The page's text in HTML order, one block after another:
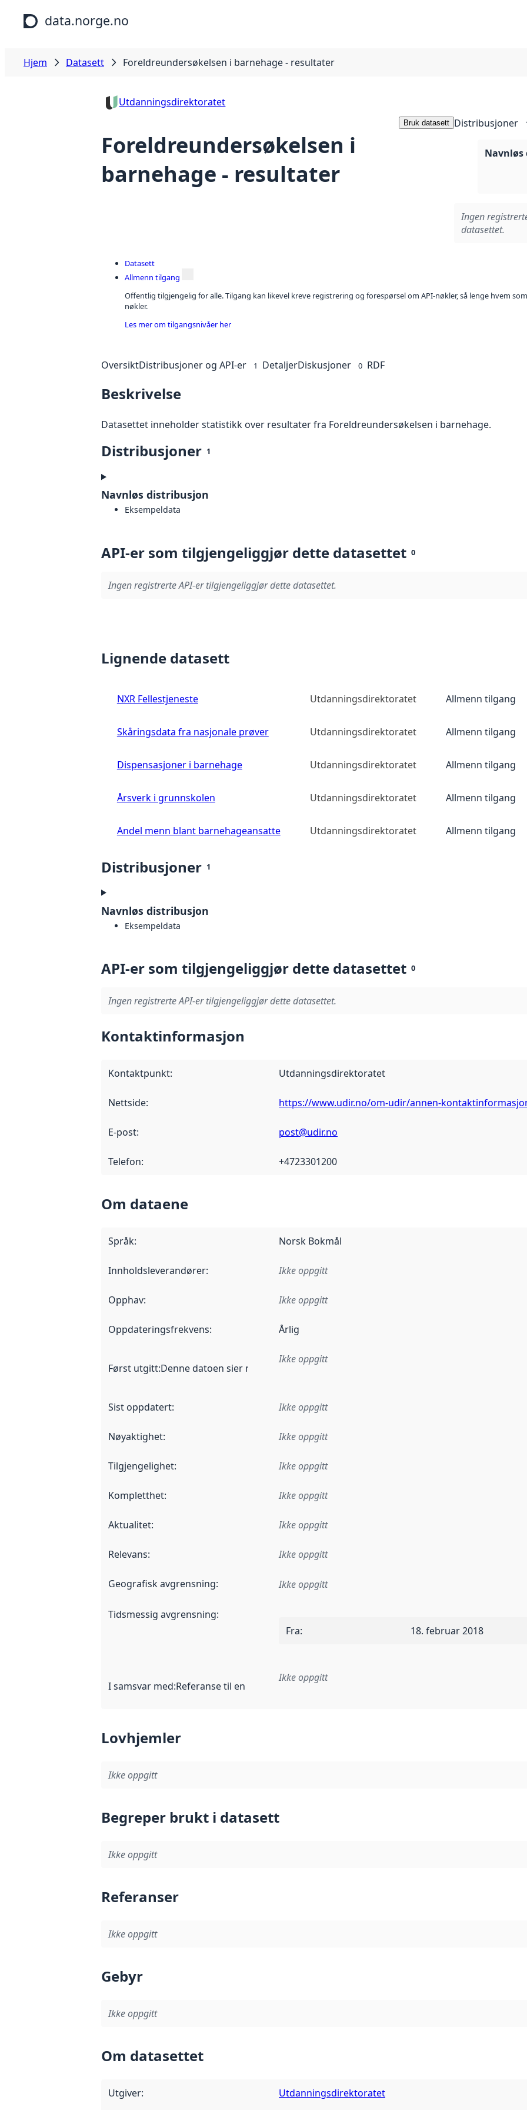
Hopp til hovedinnhold
data.norge.no
Hjem Datasett Foreldreundersøkelsen i barnehage - resultater
Utdanningsdirektoratet
Foreldreundersøkelsen i
barnehage - resultater
Bruk datasett Distribusjoner
Ingen
datasettet.
Datasett
Allmenn tilgang
Offentlig tilgjengelig for alle. Tilgang kan likevel kreve registrering og forespørsel om API-nøkler, så lenge hvem
nøkler.
Les mer om tilgangsnivåer her
OversiktDistribusjoner og API-er 1 DetaljerDiskusjoner 0 RDF
Beskrivelse
Datasettet inneholder statistikk over resultater fra Foreldreundersøkelsen i barnehage.
Distribusjoner 1
Navnløs distribusjon
Eksempeldata
API-er som tilgjengeliggjør dette datasettet 0
Ingen registrerte API-er tilgjengeliggjør dette datasettet.
Lignende datasett
NXR Fellestjeneste Utdanningsdirektoratet Allmenn tilgang
Skåringsdata fra nasjonale prøver Utdanningsdirektoratet Allmenn tilgang
Dispensasjoner i barnehage Utdanningsdirektoratet Allmenn tilgang
Årsverk i grunnskolen Utdanningsdirektoratet Allmenn tilgang
Andel menn blant barnehageansatte Utdanningsdirektoratet Allmenn tilgang
Distribusjoner 1
Navnløs distribusjon
Eksempeldata
API-er som tilgjengeliggjør dette datasettet 0
Ingen registrerte API-er tilgjengeliggjør dette datasettet.
Kontaktinformasjon
Kontaktpunkt: Utdanningsdirektoratet
Nettside: https://www.udir.no/om-udir/annen-
E-post: post@udir.no
Telefon: +4723301200
Om dataene
Språk: Norsk Bokmål
Innholdsleverandører: Ikke oppgitt
Opphav: Ikke oppgitt
Oppdateringsfrekvens: Årlig
Først utgitt:Denne datoen sier når dataene i dette datasettet første gang ble utgitt. Det kan
Ikke oppgitt
Sist oppdatert: Ikke oppgitt
Nøyaktighet: Ikke oppgitt
Tilgjengelighet: Ikke oppgitt
Kompletthet: Ikke oppgitt
Aktualitet: Ikke oppgitt
Relevans: Ikke oppgitt
Geografisk avgrensning: Ikke oppgitt
Tidsmessig avgrensning:
Fra: 18. februar 2018
I samsvar med:Referanse til en implementasjonsregel eller annen spesifikasjon, som ligger
Ikke oppgitt
Lovhjemler
Ikke oppgitt
Begreper brukt i datasett
Ikke oppgitt
Referanser
Ikke oppgitt
Gebyr
Ikke oppgitt
Om datasettet
Utgiver: Utdanningsdirektoratet